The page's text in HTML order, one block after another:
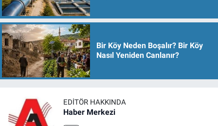
Bir Köy Neden Boşalır? Bir Köy
Nasıl Yeniden Canlanır?
EDITÖR HAKKINDA
Haber Merkezi